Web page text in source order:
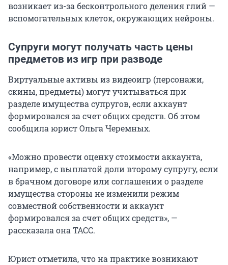
возникает из-за бесконтрольного деления глий —
вспомогательных клеток, окружающих нейроны.
Супруги могут получать часть цены
предметов из игр при разводе
Виртуальные активы из видеоигр (персонажи,
скины, предметы) могут учитываться при
разделе имущества супругов, если аккаунт
формировался за счет общих средств. Об этом
сообщила юрист Ольга Черемных.
«Можно провести оценку стоимости аккаунта,
например, с выплатой доли второму супругу, если
в брачном договоре или соглашении о разделе
имущества стороны не изменили режим
совместной собственности и аккаунт
формировался за счет общих средств», —
рассказала она ТАСС.
Юрист отметила, что на практике возникают